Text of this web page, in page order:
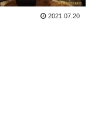
2021.07.20